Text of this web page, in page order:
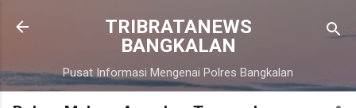
Langsung ke konten utama
TRIBRATANEWS
BANGKALAN
Pusat Informasi Mengenai Polres Bangkalan